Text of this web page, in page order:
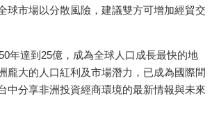
球市場以分散風險，建議雙方可增加經貿交
年達到 25億，成為全球人口成長最快的地
龐大的人口紅利及市場潛力，已成為國際間
中分享非洲投資經商環境的最新情報與未來